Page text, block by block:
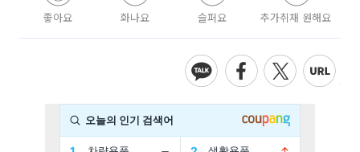
좋아요 화나요 슬퍼요 추가취재 원해요